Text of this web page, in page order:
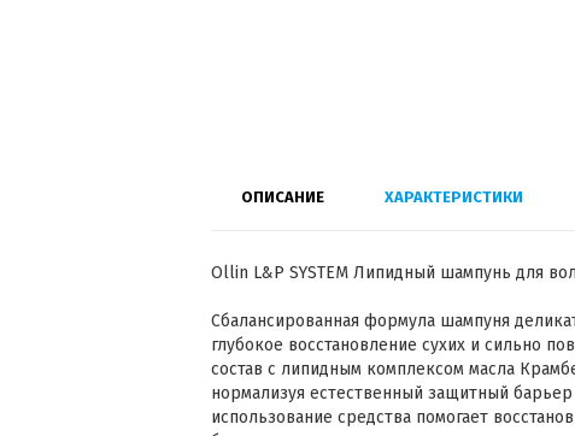
ОПИСАНИЕ ХАРАКТЕРИСТИКИ
Ollin L&P SYSTEM Липидный шампунь для
Сбалансированная формула шампуня
глубокое восстановление сухих и сильно
состав с липидным комплексом масла
нормализуя естественный защитный
использование средства помогает